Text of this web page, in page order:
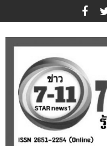
to
content